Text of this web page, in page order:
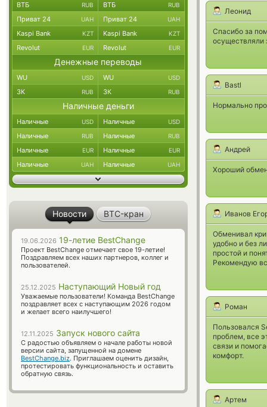
Леонид
Спасибо за
осуществляли
Bastl
Нормально
Андрей
Хороший
Иванов
Обменивал
удобно и без
простой и
Рекомендую
Роман
Пользовался
проблем, все
связи и
комфорт.
Артем
ВТБ RUB ВТБ RUB
Приват 24 UAH Приват 24 UAH
Kaspi Bank KZT Kaspi Bank KZT
Revolut EUR Revolut EUR
Денежные переводы
WU USD WU USD
ЗК RUB ЗК RUB
Наличные деньги
Наличные USD Наличные USD
Наличные RUB Наличные RUB
Наличные EUR Наличные EUR
Наличные UAH Наличные UAH
Новости BTC-кран
19.06.2026 19-летие BestChange
Проект BestChange отмечает свое 19-летие!
Поздравляем всех наших партнеров, коллег и
пользователей.
25.12.2025 Наступающий Новый год
Уважаемые пользователи! Команда BestChange
поздравляет всех с наступающим 2026 годом
и желает всего наилучшего!
12.11.2025 Запуск нового сайта
С радостью объявляем о начале работы новой
версии сайта, запущенной на домене
BestChange.biz. Приглашаем оценить дизайн,
протестировать функциональность и оставить
обратную связь.